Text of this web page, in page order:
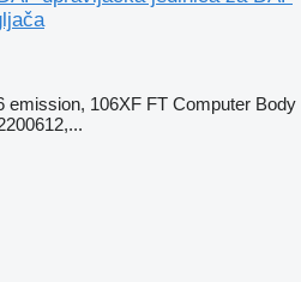
emission, 106XF FT Computer Body